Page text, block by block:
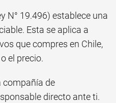
N° 19.496) establece una
Esta se aplica a
que compres en Chile,
el precio.
compañía de
directo ante ti.